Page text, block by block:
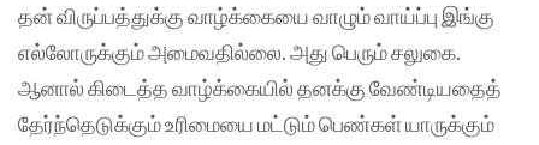
தன் விருப்பத்துக்கு வாழ்க்கையை வாழும் வாய்ப்பு இங்கு
எல்லோருக்கும் அமைவதில்லை. அது பெரும் சலுகை.
ஆனால் கிடைத்த வாழ்க்கையில் தனக்கு வேண்டியதைத்
தேர்ந்தெடுக்கும் உரிமையை மட்டும் பெண்கள் யாருக்கும்